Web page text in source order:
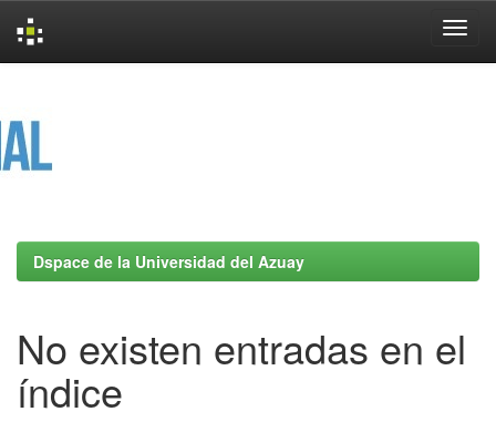
Dspace de la Universidad del Azuay
No existen entradas en el
índice